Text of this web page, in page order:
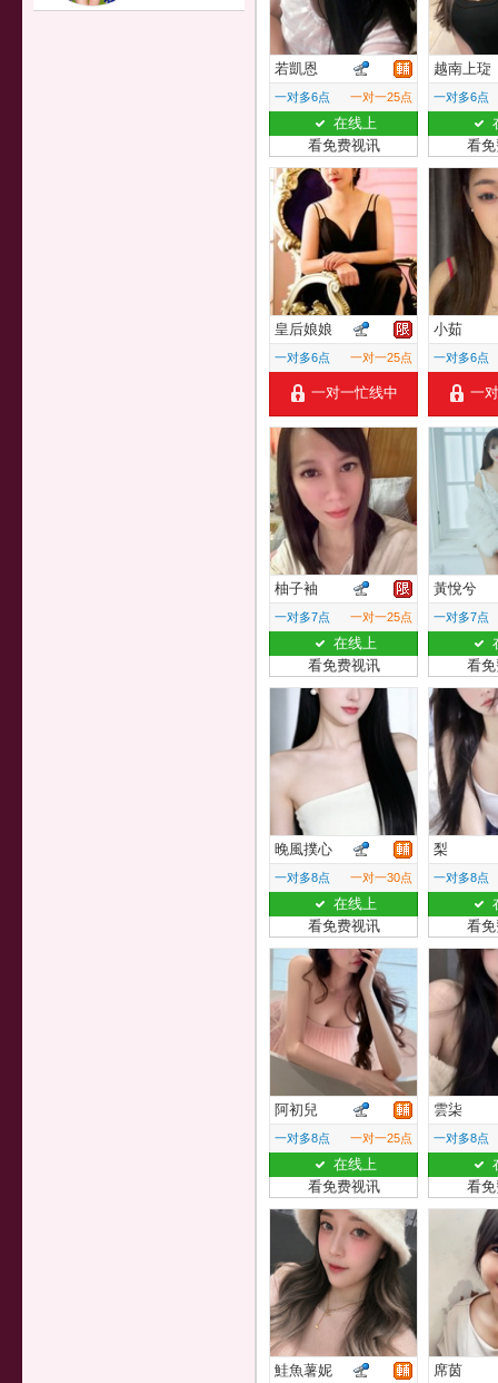
若凱恩
一对多6点 一对一25点
在线上
看免费视讯
越南上琁
一对多6点
看
皇后娘娘
一对多6点 一对一25点
一对一忙线中
小茹
一对多6点
一
柚子袖
一对多7点 一对一25点
在线上
看免费视讯
黃悅兮
一对多7点
看
晚風撲心
一对多8点 一对一30点
在线上
看免费视讯
梨
一对多8点
看
阿初兒
一对多8点 一对一25点
在线上
看免费视讯
雲柒
一对多8点
看
鮭魚薯妮 席茵